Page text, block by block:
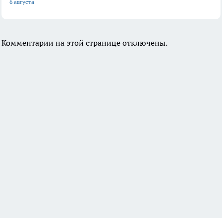
6 августа
Комментарии на этой странице отключены.